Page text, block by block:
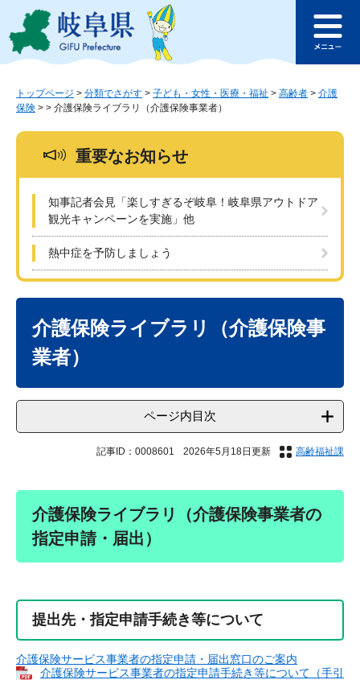
ジ
ュ
このページの本文へ
ュ
トップページ > 分類でさがす > 子ども・女性・医療・福祉 > 高齢者 > 介護
保険 > > 介護保険ライブラリ（介護保険事業者）
重要なお知らせ
知事記者会見「楽しすぎるぞ岐阜！岐阜県アウトドア
観光キャンペーンを実施」他
熱中症を予防しましょう
介護保険ライブラリ（介護保険事
業者）
ページ内目次
記事ID：0008601 2026年5月18日更新 高齢福祉課
介護保険ライブラリ（介護保険事業者の
指定申請・届出）
提出先・指定申請手続き等について
介護保険サービス事業者の指定申請・届出窓口のご案内
介護保険サービス事業者の指定申請手続き等について（手引